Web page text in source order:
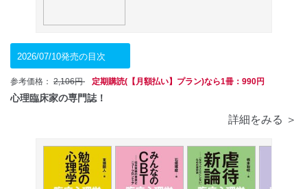
2026/07/10発売の目次
参考価格： 2,106円 定期購読(【月額払い】プラン)なら1冊：990円
心理臨床家の専門誌！
詳細をみる ＞